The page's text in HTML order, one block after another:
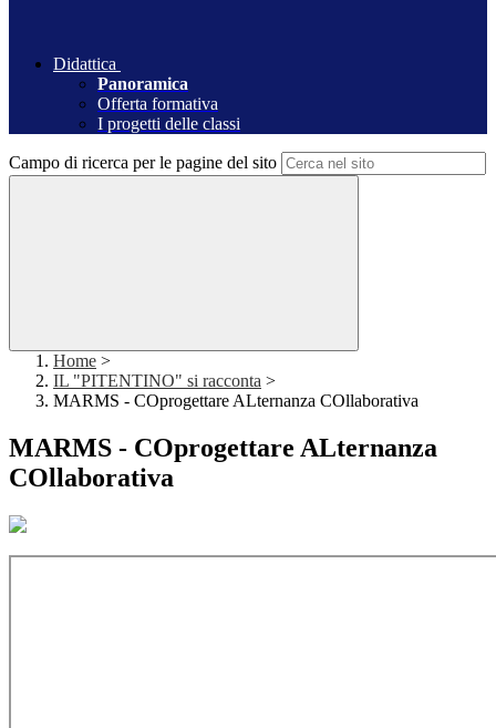
Didattica
Panoramica
Offerta formativa
I progetti delle classi
Campo di ricerca per le pagine del sito
Home >
IL "PITENTINO" si racconta >
MARMS - COprogettare ALternanza COllaborativa
MARMS - COprogettare ALternanza
COllaborativa